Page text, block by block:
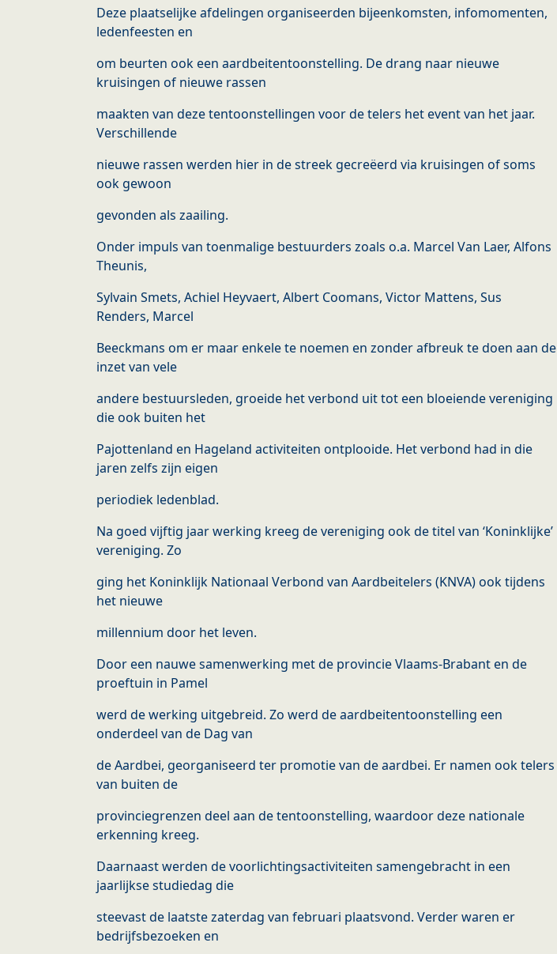
Deze plaatselijke afdelingen organiseerden bijeenkomsten, infomomenten,
ledenfeesten en
om beurten ook een aardbeitentoonstelling. De drang naar nieuwe
kruisingen of nieuwe rassen
maakten van deze tentoonstellingen voor de telers het event van het jaar.
Verschillende
nieuwe rassen werden hier in de streek gecreëerd via kruisingen of soms
ook gewoon
gevonden als zaailing.
Onder impuls van toenmalige bestuurders zoals o.a. Marcel Van Laer, Alfons
Theunis,
Sylvain Smets, Achiel Heyvaert, Albert Coomans, Victor Mattens, Sus
Renders, Marcel
Beeckmans om er maar enkele te noemen en zonder afbreuk te doen aan de
inzet van vele
andere bestuursleden, groeide het verbond uit tot een bloeiende vereniging
die ook buiten het
Pajottenland en Hageland activiteiten ontplooide. Het verbond had in die
jaren zelfs zijn eigen
periodiek ledenblad.
Na goed vijftig jaar werking kreeg de vereniging ook de titel van ‘Koninklijke’
vereniging. Zo
ging het Koninklijk Nationaal Verbond van Aardbeitelers (KNVA) ook tijdens
het nieuwe
millennium door het leven.
Door een nauwe samenwerking met de provincie Vlaams-Brabant en de
proeftuin in Pamel
werd de werking uitgebreid. Zo werd de aardbeitentoonstelling een
onderdeel van de Dag van
de Aardbei, georganiseerd ter promotie van de aardbei. Er namen ook telers
van buiten de
provinciegrenzen deel aan de tentoonstelling, waardoor deze nationale
erkenning kreeg.
Daarnaast werden de voorlichtingsactiviteiten samengebracht in een
jaarlijkse studiedag die
steevast de laatste zaterdag van februari plaatsvond. Verder waren er
bedrijfsbezoeken en